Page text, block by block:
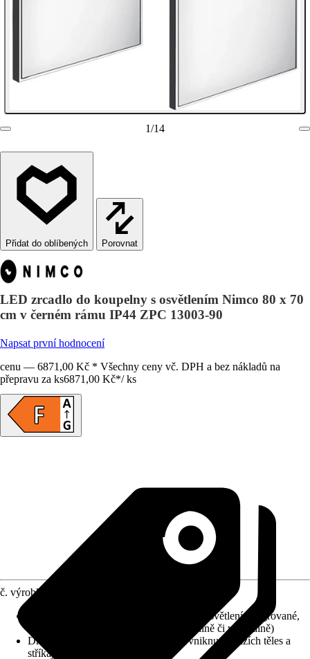
1/14
Porovnat
LED zrcadlo do koupelny s osvětlením Nimco 80 x 70
cm v černém rámu IP44 ZPC 13003-90
Napsat první hodnocení
cenu — 6871,00 Kč * Všechny ceny vč. DPH a bez nákladů na
přepravu za ks6871,00 Kč*/ ks
č. výrobku
S hliníkovým rámem, Osvětlení integrované,
Reversibilní (je možné umístit horizontálně či vertikálně)
Druh ochrany
IP 44 (chráněno před vniknutím cizích těles a
stříkající vody)